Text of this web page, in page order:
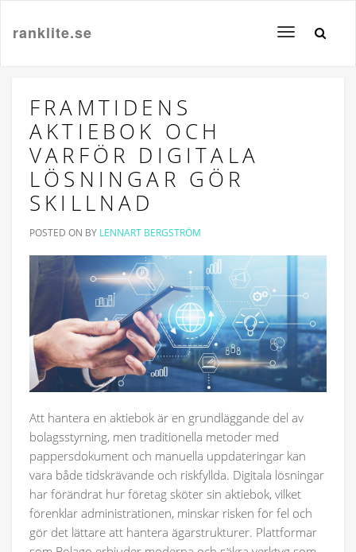
Toggle
ranklite.se
FRAMTIDENS
AKTIEBOK OCH
VARFÖR DIGITALA
LÖSNINGAR GÖR
SKILLNAD
POSTED ON BY LENNART BERGSTRÖM
Att hantera en aktiebok är en grundläggande del av
bolagsstyrning, men traditionella metoder med
pappersdokument och manuella uppdateringar kan
vara både tidskrävande och riskfyllda. Digitala lösningar
har förändrat hur företag sköter sin aktiebok, vilket
förenklar administrationen, minskar risken för fel och
gör det lättare att hantera ägarstrukturer. Plattformar